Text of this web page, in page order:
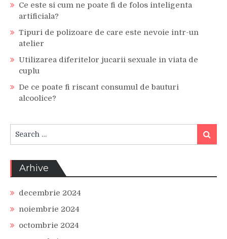
Ce este si cum ne poate fi de folos inteligenta
artificiala?
Tipuri de polizoare de care este nevoie intr-un
atelier
Utilizarea diferitelor jucarii sexuale in viata de
cuplu
De ce poate fi riscant consumul de bauturi
alcoolice?
for:
Search
Arhive
decembrie 2024
noiembrie 2024
octombrie 2024